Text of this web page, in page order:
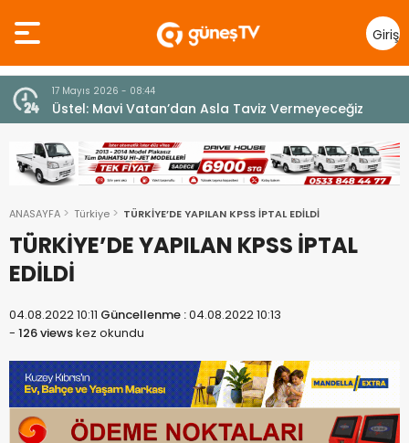
Giriş
Yap
7 Ağustos 2026 - 12:36
ÜSTEL: “ERENKÖY RUHU SONSUZA DEK YAŞAYACAK”
ANASAYFA Türkiye TÜRKİYE’DE YAPILAN KPSS İPTAL EDİLDİ
TÜRKİYE’DE YAPILAN KPSS İPTAL
EDİLDİ
04.08.2022 10:11 Güncellenme :04.08.2022 10:13
- 126 viewskez okundu